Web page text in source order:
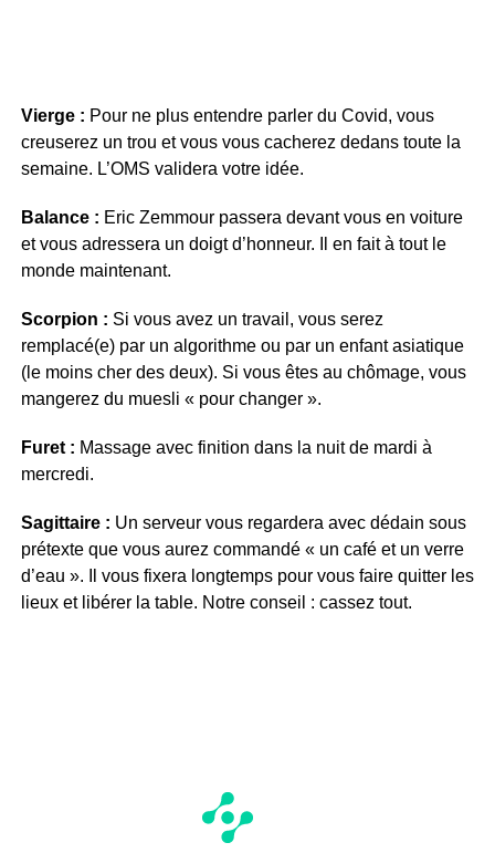
Vierge : Pour ne plus entendre parler du Covid, vous
creuserez un trou et vous vous cacherez dedans toute la
semaine. L’OMS validera votre idée.
Balance : Eric Zemmour passera devant vous en voiture
et vous adressera un doigt d’honneur. Il en fait à tout le
monde maintenant.
Scorpion : Si vous avez un travail, vous serez
remplacé(e) par un algorithme ou par un enfant asiatique
(le moins cher des deux). Si vous êtes au chômage, vous
mangerez du muesli « pour changer ».
Furet : Massage avec finition dans la nuit de mardi à
mercredi.
Sagittaire : Un serveur vous regardera avec dédain sous
prétexte que vous aurez commandé « un café et un verre
d’eau ». Il vous fixera longtemps pour vous faire quitter les
lieux et libérer la table. Notre conseil : cassez tout.